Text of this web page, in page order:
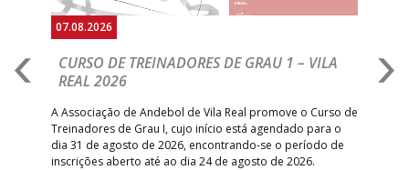
07.08.2026
CURSO DE TREINADORES DE GRAU 1 – VILA
REAL 2026
A Associação de Andebol de Vila Real promove o Curso de
Treinadores de Grau I, cujo início está agendado para o
dia 31 de agosto de 2026, encontrando-se o período de
inscrições aberto até ao dia 24 de agosto de 2026.